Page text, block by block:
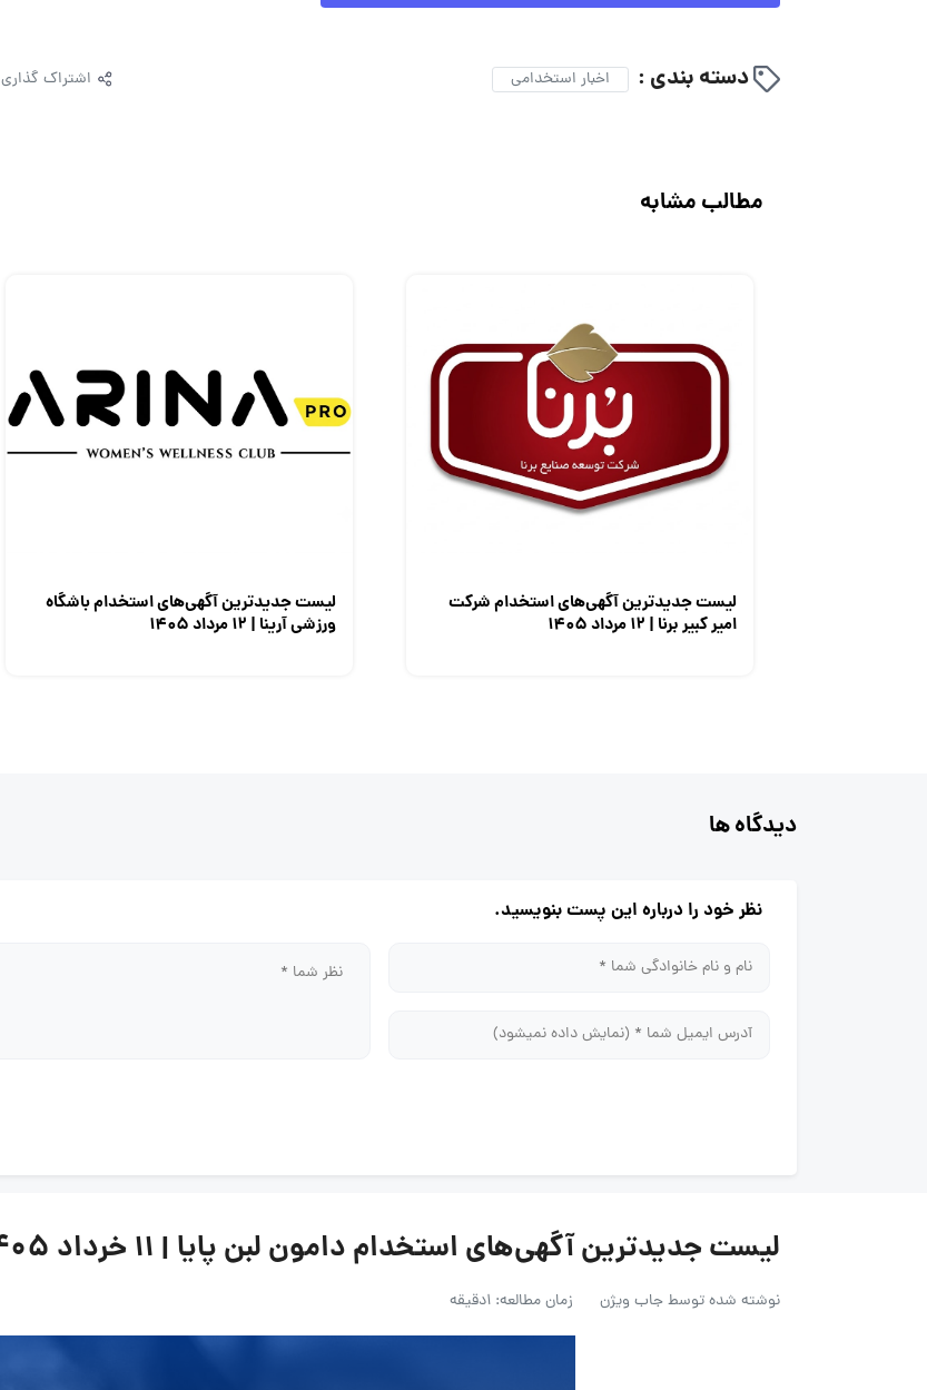
دسته بندی : اخبار استخدامی اشتراک گذاری
مطالب مشابه
لیست جدیدترین آگهی‌های استخدام شرکت
امیر کبیر برنا | ۱۲ مرداد ۱۴۰۵
لیست جدیدترین آگهی‌های استخدام باشگاه
ورزشی آرینا | ۱۲ مرداد ۱۴۰۵
دیدگاه ها
نظر خود را درباره این پست بنویسید.
لیست جدیدترین آگهی‌های استخدام دامون لبن پایا | ۱۱ خرداد ۱۴۰۵
نوشته شده توسطجاب ویژن زمان مطالعه: 1دقیقه